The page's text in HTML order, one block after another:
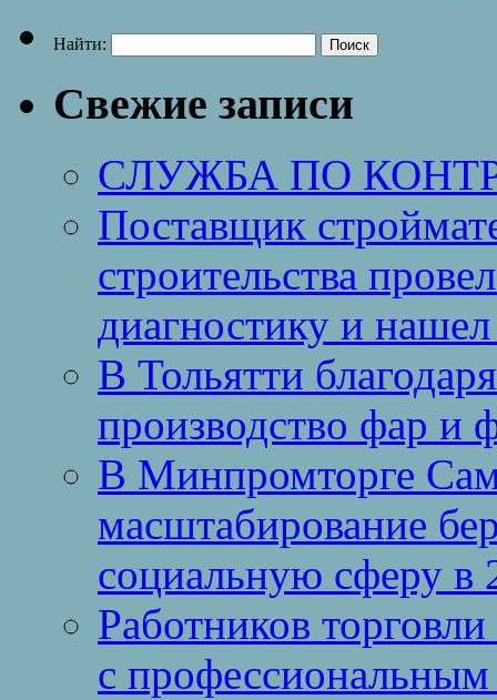
Найти:
Свежие записи
СЛУЖБА ПО
Поставщик
строительства
диагностику и
В Тольятти
производство фар и
В Минпромторге
масштабирование
социальную сферу в
Работников
с